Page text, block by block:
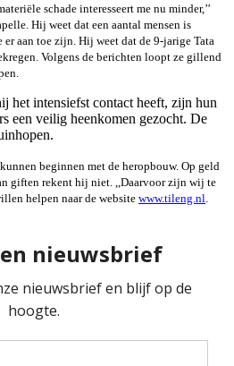
schade interesseert me nu minder,’’
Hij weet dat een aantal mensen is
aan toe zijn. Hij weet dat de 9-jarige Tata
Volgens de berichten loopt ze gillend
het intensiefst contact heeft, zijn hun
een veilig heenkomen gezocht. De
beginnen met de heropbouw. Op geld
giften rekent hij niet. ,,Daarvoor zijn wij te
helpen naar de website www.tileng.nl